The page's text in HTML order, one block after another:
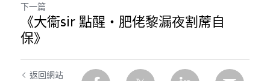
下一篇
《大衞sir 點醒‧肥佬黎漏夜割蓆自
保》
返回網站